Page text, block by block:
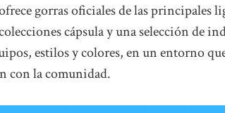
gorras oficiales de las
cápsula y una selección de
estilos y colores, en un entorno
con la comunidad.